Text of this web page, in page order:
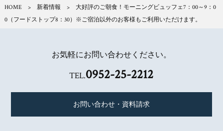
HOME> 新着情報> 大好評のご朝食！モーニングビュッフェ7：00～9：0
0（フードストップ8：30）※ご宿泊以外のお客様もご利用いただけます。
お気軽にお問い合わせください。
TEL.0952-25-2212
お問い合わせ・資料請求